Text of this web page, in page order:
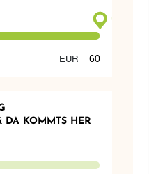
DA KOMMTS HER